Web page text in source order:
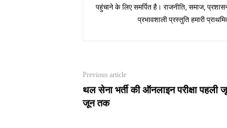
पहुंचाने के लिए समर्पित है। राजनीति, समाज,
प्रभावशाली प्रस्तुति हमारी
Previous article
थल सेना भर्ती की ऑनलाइन परीक्षा पहली
जून तक